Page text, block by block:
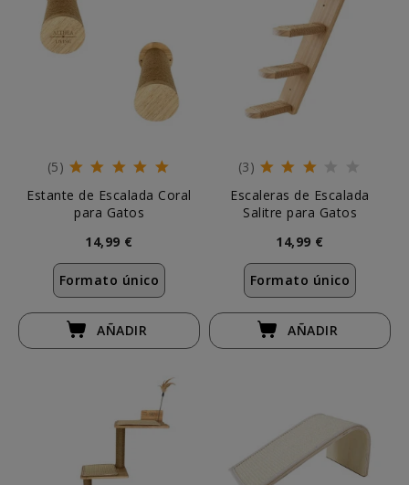
(5)
Estante de Escalada Coral
para Gatos
14,99 €
Formato único
AÑADIR
(3)
Escaleras de Escalada
Salitre para Gatos
14,99 €
Formato único
AÑADIR